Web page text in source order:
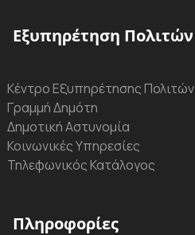
Εξυπηρέτηση Πολιτών
Κέντρο Εξυπηρέτησης Πολιτών
Γραμμή Δημότη
Δημοτική Αστυνομία
Κοινωνικές Υπηρεσίες
Τηλεφωνικός Κατάλογος
Πληροφορίες